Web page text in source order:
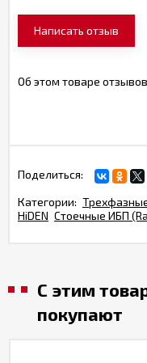
Написать отзыв
Об этом товаре
Поделиться:
Категории:
HiDEN Стоечные ИБП
С этим
покупают